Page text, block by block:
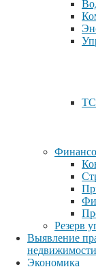
Резерв
Выявление
недвижимости
Экономика